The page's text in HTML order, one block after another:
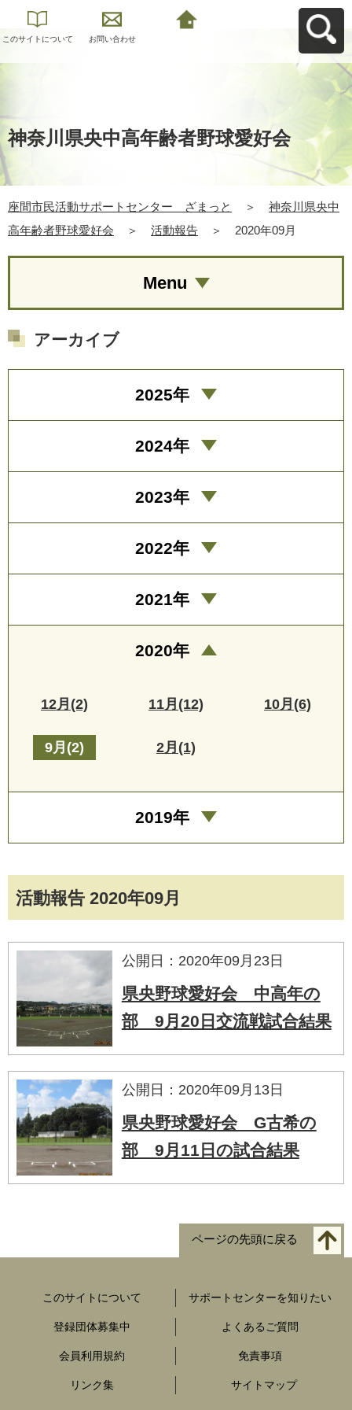
このサイトについて お問い合わせ
神奈川県央中高年齢者野球愛好会
座間市民活動サポートセンター ざまっと ＞
神奈川県央中
高年齢者野球愛好会
＞ 活動報告 ＞ 2020年09月
活動報告 2020年09月
公開日：2020年09月23日
県央野球愛好会 中高年の
部 9月20日交流戦試合結果
公開日：2020年09月13日
県央野球愛好会 G古希の
部 9月11日の試合結果
Menu
アーカイブ
2025年
2024年
2023年
2022年
2021年
2020年
12月(2) 11月(12) 10月(6)
9月(2) 2月(1)
2019年
ページの先頭に戻る
このサイトについて サポートセンターを知りたい
登録団体募集中 よくあるご質問
会員利用規約 免責事項
リンク集 サイトマップ